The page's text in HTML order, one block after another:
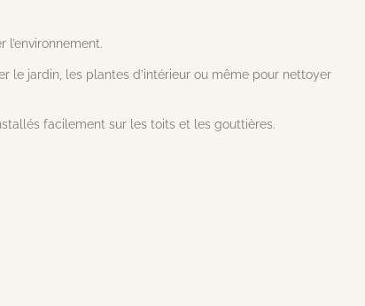
le jardin, les plantes d’intérieur ou même pour nettoyer
facilement sur les toits et les gouttières.